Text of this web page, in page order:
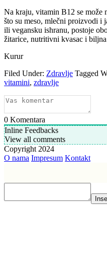
Na kraju, vitamin B12 se može
što su meso, mlečni proizvodi i
ili vegansku ishranu, postoje
žitarice, nutritivni kvasac i
Kurur
Filed Under: Zdravlje Tagged
vitamini, zdravlje
0 Komentara
Inline Feedbacks
View all comments
Copyright 2024
O nama Impresum Kontakt